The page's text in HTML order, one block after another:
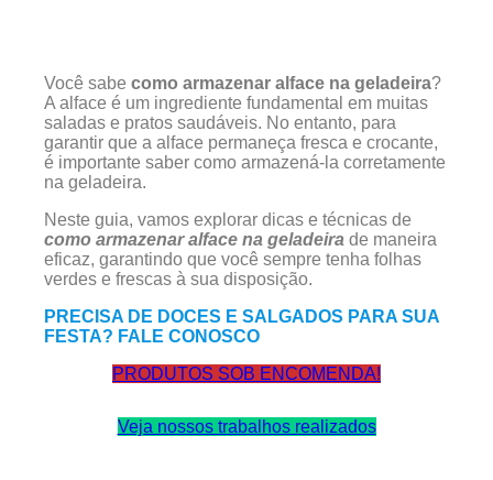
Você sabe como armazenar alface na geladeira?
A alface é um ingrediente fundamental em muitas
saladas e pratos saudáveis. No entanto, para
garantir que a alface permaneça fresca e crocante,
é importante saber como armazená-la corretamente
na geladeira.
Neste guia, vamos explorar dicas e técnicas de
como armazenar alface na geladeira de maneira
eficaz, garantindo que você sempre tenha folhas
verdes e frescas à sua disposição.
PRECISA DE DOCES E SALGADOS PARA SUA
FESTA? FALE CONOSCO
PRODUTOS SOB ENCOMENDA!
Veja nossos trabalhos realizados